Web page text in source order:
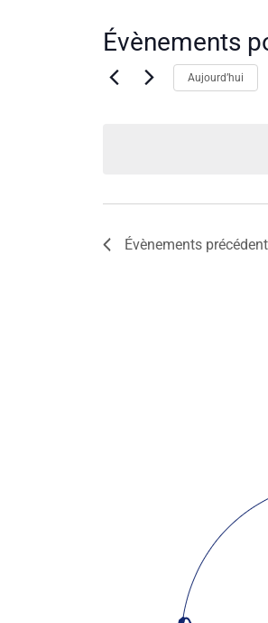
Évènements
Aujourd’hui
Évènements